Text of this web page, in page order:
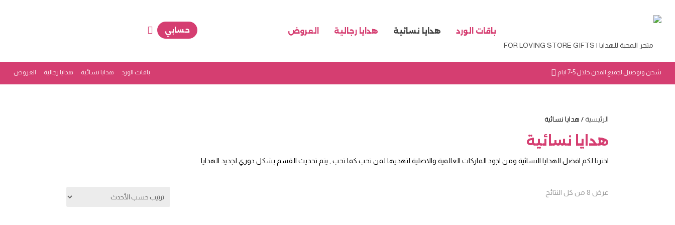
باقات الورد هدايا نسائية هدايا رجالية العروض حسابي
شحن وتوصيل لجميع المدن خلال 5-7 ايام باقات الورد هدايا نسائية هدايا رجالية العروض
الرئيسية/ هدايا نسائية
هدايا نسائية
اخترنا لكم افضل الهدايا النسائية ومن اجود الماركات العالمية والاصلية لتهديها لمن تحب كما تحب , يتم تحديث القسم بشكل دوري لجديد الهدايا
عرض ⁦8⁩ من كل النتائج